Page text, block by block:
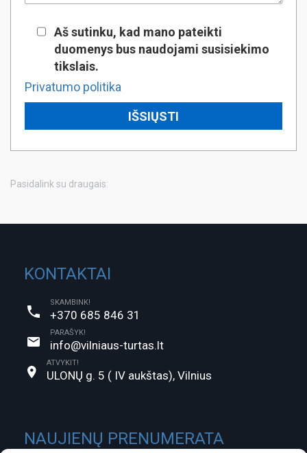
Aš sutinku, kad mano pateikti
duomenys bus naudojami susisiekimo
tikslais.
Privatumo politika
Pasidalink su draugais:
KONTAKTAI
SKAMBINK!
+370 685 846 31
PARAŠYK!
info@vilniaus-turtas.lt
ATVYKIT!
ULONŲ g. 5 ( IV aukštas), Vilnius
NAUJIENŲ PRENUMERATA